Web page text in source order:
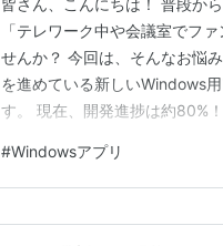
皆さん、こんにちは！ 普段か
「テレワーク中や会議室でフ
せんか？ 今回は、そんなお悩
を進めている新しいWindows
す。 現在、開発進捗は約80%
#Windowsアプリ